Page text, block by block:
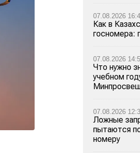
07.08.2026
Как в
госномера:
07.08.2026
Что нужно
учебном
07.08.2026
Ложные
пытаются
номеру